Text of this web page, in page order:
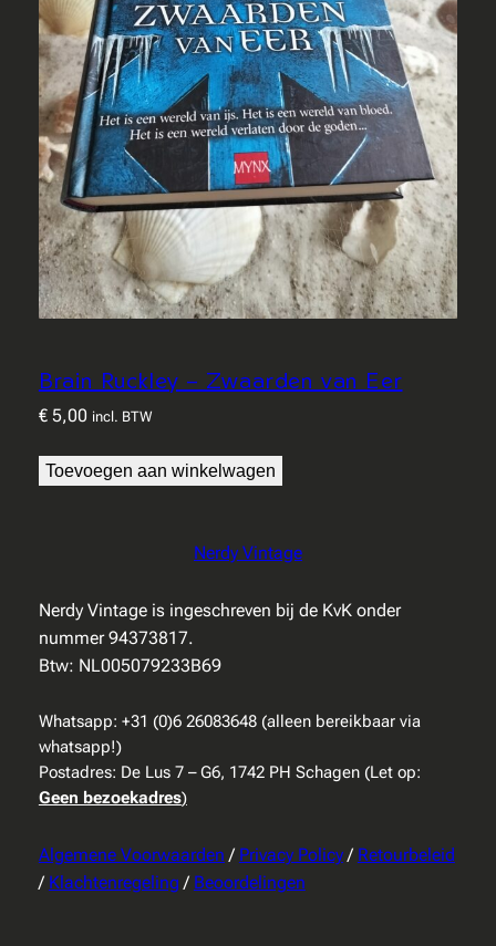
Brain Ruckley – Zwaarden van Eer
€5,00 incl. BTW
Toevoegen aan winkelwagen
Nerdy Vintage
Nerdy Vintage is ingeschreven bij de KvK onder
nummer 94373817.
Btw: NL005079233B69
Whatsapp: +31 (0)6 26083648 (alleen bereikbaar via
whatsapp!)
Postadres: De Lus 7 – G6, 1742 PH Schagen (Let op:
Geen bezoekadres)
Algemene Voorwaarden / Privacy Policy/ Retourbeleid
/ Klachtenregeling / Beoordelingen